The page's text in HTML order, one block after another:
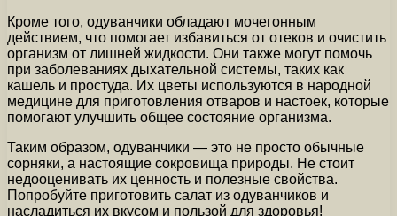
Кроме того, одуванчики обладают мочегонным
действием, что помогает избавиться от отеков и очистить
организм от лишней жидкости. Они также могут помочь
при заболеваниях дыхательной системы, таких как
кашель и простуда. Их цветы используются в народной
медицине для приготовления отваров и настоек, которые
помогают улучшить общее состояние организма.
Таким образом, одуванчики — это не просто обычные
сорняки, а настоящие сокровища природы. Не стоит
недооценивать их ценность и полезные свойства.
Попробуйте приготовить салат из одуванчиков и
насладиться их вкусом и пользой для здоровья!